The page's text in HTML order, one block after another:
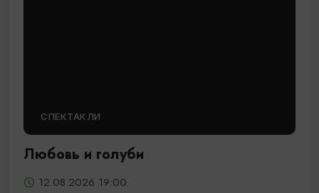
СПЕКТАКЛИ
Любовь и голуби
12.08.2026 19:00